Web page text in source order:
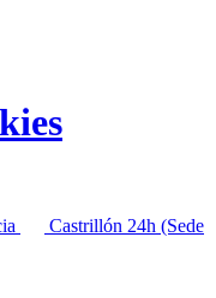
Castrillón 24h (Sede